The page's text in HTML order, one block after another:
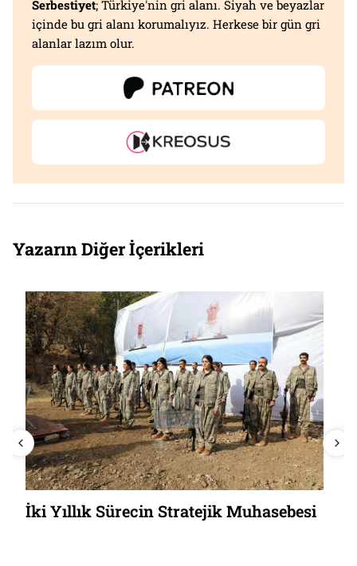
Serbestiyet; Türkiye'nin gri alanı. Siyah ve beyazlar
içinde bu gri alanı korumalıyız. Herkese bir gün gri
alanlar lazım olur.
Yazarın Diğer İçerikleri
İki Yıllık Sürecin Stratejik Muhasebesi